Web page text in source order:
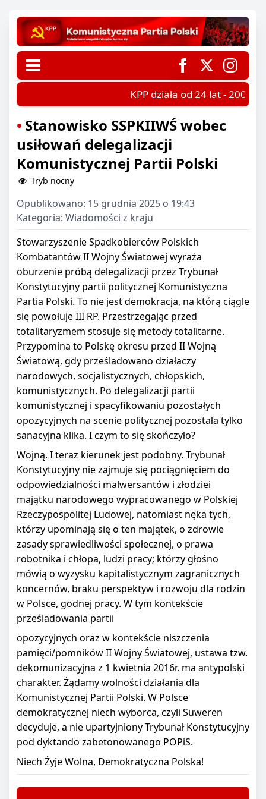
KPP działa od 24 lat - 2002-
Stanowisko SSPKIIWŚ wobec
usiłowań delegalizacji
Komunistycznej Partii Polski
Tryb nocny
Opublikowano: 15 grudnia 2025 o 19:43
Kategoria: Wiadomości z kraju
Stowarzyszenie Spadkobierców Polskich
Kombatantów II Wojny Światowej wyraża
oburzenie próbą delegalizacji przez Trybunał
Konstytucyjny partii politycznej Komunistyczna
Partia Polski. To nie jest demokracja, na którą ciągle
się powołuje III RP. Przestrzegając przed
totalitaryzmem stosuje się metody totalitarne.
Przypomina to Polskę okresu przed II Wojną
Światową, gdy prześladowano działaczy
narodowych, socjalistycznych, chłopskich,
komunistycznych. Po delegalizacji partii
komunistycznej i spacyfikowaniu pozostałych
opozycyjnych na scenie politycznej pozostała tylko
sanacyjna klika. I czym to się skończyło?
Wojną. I teraz kierunek jest podobny. Trybunał
Konstytucyjny nie zajmuje się pociągnięciem do
odpowiedzialności malwersantów i złodziei
majątku narodowego wypracowanego w Polskiej
Rzeczypospolitej Ludowej, natomiast nęka tych,
którzy upominają się o ten majątek, o zdrowie
zasady sprawiedliwości społecznej, o prawa
robotnika i chłopa, ludzi pracy; którzy głośno
mówią o wyzysku kapitalistycznym zagranicznych
koncernów, braku perspektyw i rozwoju dla rodzin
w Polsce, godnej pracy. W tym kontekście
prześladowania partii
opozycyjnych oraz w kontekście niszczenia
pamięci/pomników II Wojny Światowej, ustawa tzw.
dekomunizacyjna z 1 kwietnia 2016r. ma antypolski
charakter. Żądamy wolności działania dla
Komunistycznej Partii Polski. W Polsce
demokratycznej niech wyborca, czyli Suweren
decyduje, a nie upartyjniony Trybunał Konstytucyjny
pod dyktando zabetonowanego POPiS.
Niech Żyje Wolna, Demokratyczna Polska!